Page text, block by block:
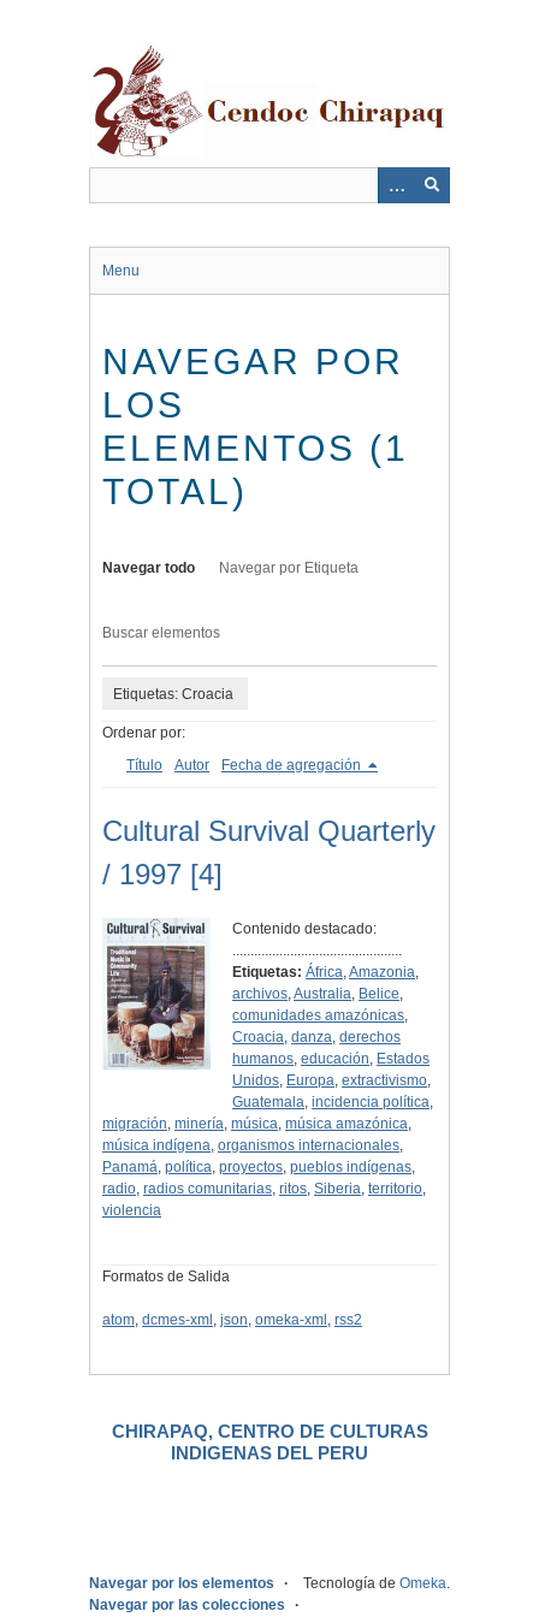
Menu
NAVEGAR POR
LOS
ELEMENTOS (1
TOTAL)
Navegar todo Navegar por Etiqueta
Buscar elementos
Etiquetas: Croacia
Ordenar por:
Título
Autor Fecha de agregación
Cultural Survival Quarterly
/ 1997 [4]
Contenido destacado:
...............................................
Etiquetas: África,Amazonia,
archivos,Australia, Belice,
comunidades amazónicas,
Croacia,danza,derechos
humanos,educación, Estados
Unidos, Europa,extractivismo,
Guatemala,incidencia política,
migración, minería, música, música amazónica,
música indígena, organismos internacionales,
Panamá, política, proyectos, pueblos indígenas,
radio, radios comunitarias, ritos, Siberia, territorio,
violencia
Formatos de Salida
atom, dcmes-xml , json, omeka-xml , rss2
CHIRAPAQ, CENTRO DE CULTURAS
INDIGENAS DEL PERU
Navegar por los elementos
Navegar por las colecciones
Tecnología de Omeka.